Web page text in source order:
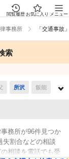
閲覧履歴 お気に入り メニュー
律事務所 「交通事故
索
所沢 飯能
三郷 蓮田
白岡 伊奈
務所が96件見つか
失割合などの相談
相談を電話でも受